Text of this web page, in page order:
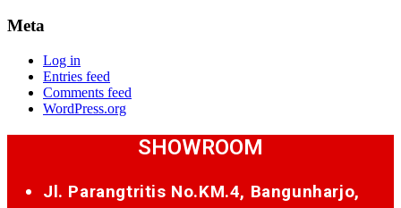
Meta
Log in
Entries feed
Comments feed
WordPress.org
SHOWROOM
Jl. Parangtritis No.KM.4, Bangunharjo,